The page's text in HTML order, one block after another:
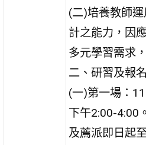
(二)培養教師
計之能力，因
多元學習需求
二、研習及報
(一)第一場：
下午2:00-4:00
及薦派即日起